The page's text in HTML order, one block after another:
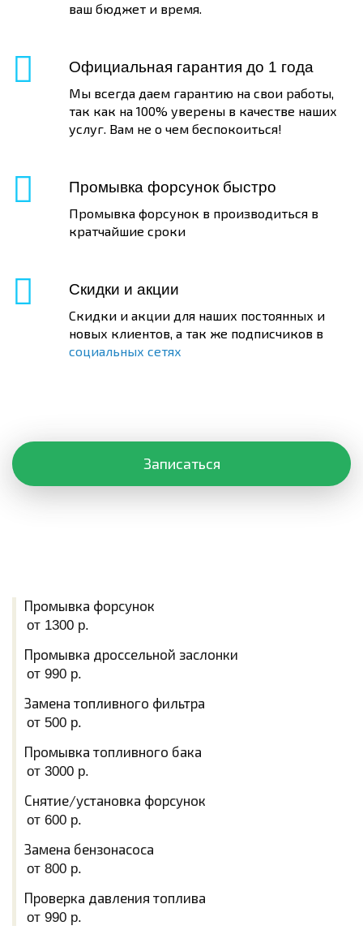
ваш бюджет и время.
Официальная гарантия до 1 года
Мы всегда даем гарантию на свои работы,
так как на 100% уверены в качестве наших
услуг. Вам не о чем беспокоиться!
Промывка форсунок быстро
Промывка форсунок в производиться в
кратчайшие сроки
Скидки и акции
Скидки и акции для наших постоянных и
новых клиентов, а так же подписчиков в
социальных сетях
Записаться
Промывка форсунок
от 1300 р.
Промывка дроссельной заслонки
от 990 р.
Замена топливного фильтра
от 500 р.
Промывка топливного бака
от 3000 р.
Снятие/установка форсунок
от 600 р.
Замена бензонасоса
от 800 р.
Проверка давления топлива
от 990 р.